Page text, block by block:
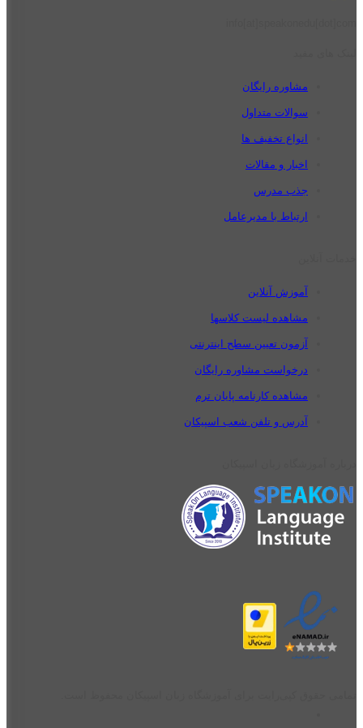
مشاوره رایگان
سوالات متداول
انواع تخفیف ها
اخبار و مقالات
جذب مدرس
ارتباط با مدیرعامل
آموزش آنلاین
مشاهده لیست کلاسها
آزمون تعیین سطح اینترنتی
درخواست مشاوره رایگان
مشاهده کارنامه پایان ترم
آدرس و تلفن شعب اسپیکان